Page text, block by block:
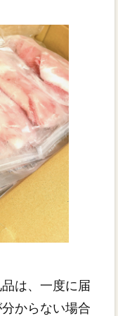
は、一度に届
からない場合